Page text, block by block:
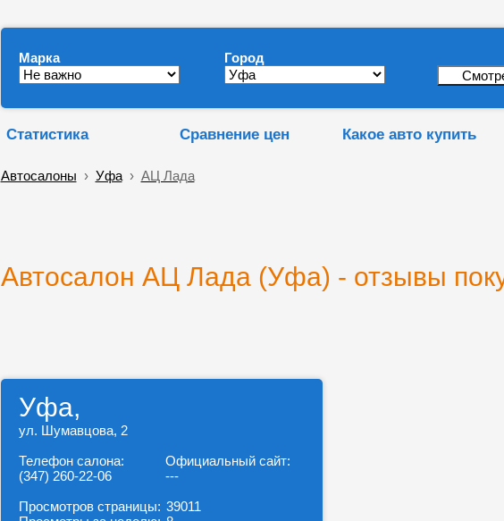
Марка Город
Статистика Сравнение цен Какое авто купить
Автосалоны › Уфа› АЦ Лада
Автосалон АЦ Лада (Уфа) - отзывы
Уфа,
ул. Шумавцова, 2
Телефон салона:
(347) 260-22-06
Официальный сайт:
---
Просмотров страницы: 39011